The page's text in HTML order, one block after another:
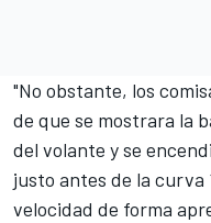
"No obstante, los
de que se mostrara la
del volante y se
justo antes de la curva
velocidad de forma